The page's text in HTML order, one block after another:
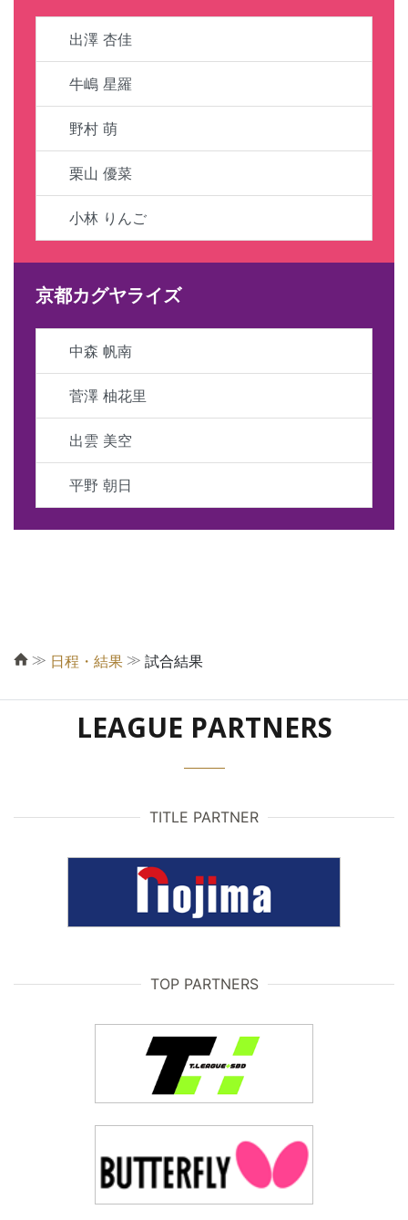
出澤 杏佳
牛嶋 星羅
野村 萌
栗山 優菜
小林 りんご
京都カグヤライズ
中森 帆南
菅澤 柚花里
出雲 美空
平野 朝日
≫ 日程・結果 ≫ 試合結果
LEAGUE PARTNERS
TITLE PARTNER
TOP PARTNERS